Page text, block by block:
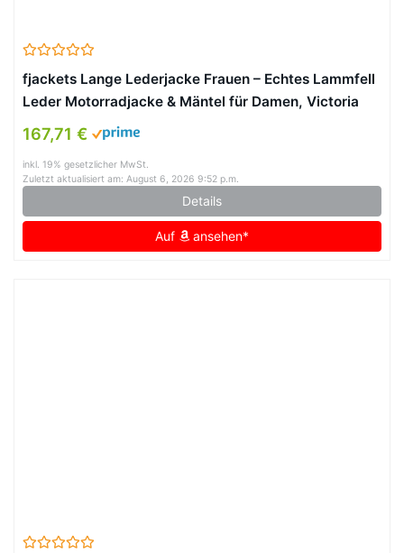
fjackets Lange Lederjacke Frauen – Echtes Lammfell
Leder Motorradjacke & Mäntel für Damen, Victoria
Brown, L
167,71 €
inkl. 19% gesetzlicher MwSt.
Zuletzt aktualisiert am: August 6, 2026 9:52 p.m.
Details
Auf ansehen*